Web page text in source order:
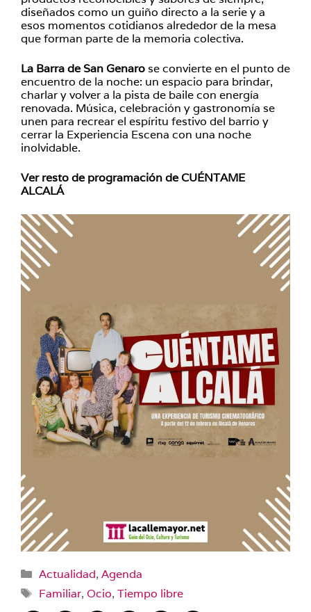
diseñados como un guiño directo a la serie y a
esos momentos cotidianos alrededor de la mesa
que forman parte de la memoria colectiva.
La Barra de San Genarose convierte en el punto de
encuentro de la noche: un espacio para brindar,
charlar y volver a la pista de baile con energía
renovada. Música, celebración y gastronomía se
unen para recrear el espíritu festivo del barrio y
cerrar la Experiencia Escena con una noche
inolvidable.
Ver resto de programación de CUÉNTAME
ALCALÁ
Categorías
Actualidad, Agenda
Etiquetas
Familiar, Ocio, Tiempo libre